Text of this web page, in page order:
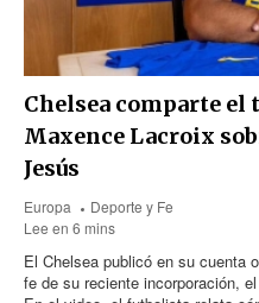
Chelsea comparte
Maxence Lacroix
Jesús
Europa
Deporte y Fe
Lee en 6 mins
El Chelsea publicó en su cuenta
fe de su reciente incorporación,